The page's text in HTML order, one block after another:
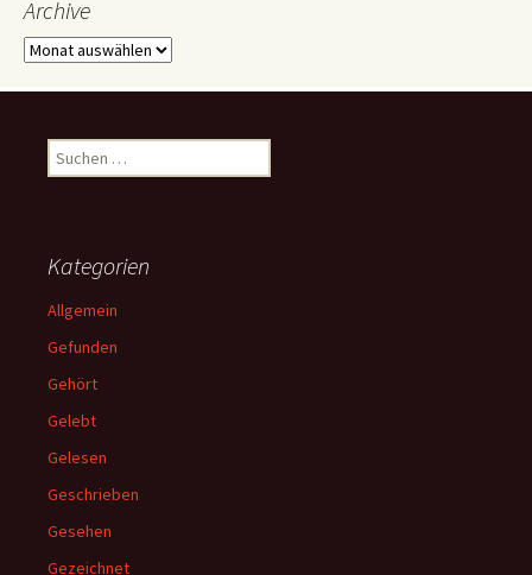
Archive
Archive
Suchen
nach:
Kategorien
Allgemein
Gefunden
Gehört
Gelebt
Gelesen
Geschrieben
Gesehen
Gezeichnet